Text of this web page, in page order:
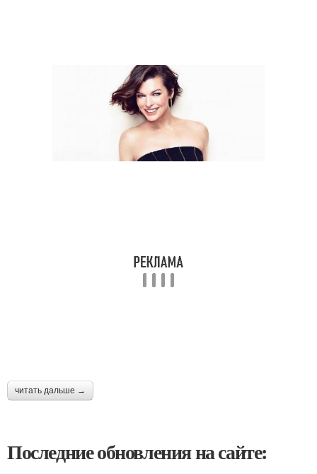
читать дальше →
Последние обновления на сайте: